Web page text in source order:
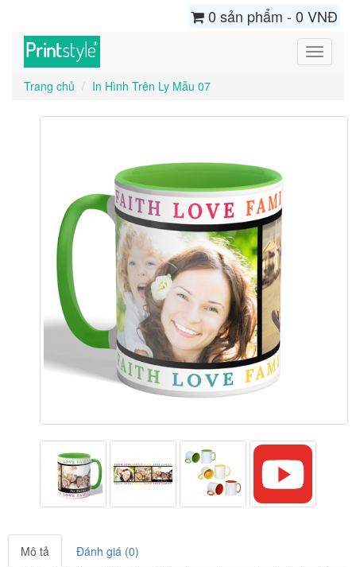
0 sản phẩm - 0 VNĐ
Toggle
Trang chủ
In Hình Trên Ly Mẫu 07
Mô tả
Đánh giá (0)